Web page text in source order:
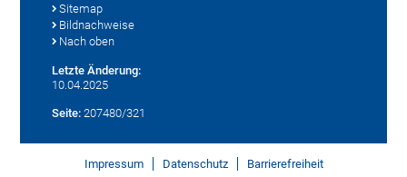
Sitemap
Bildnachweise
Nach oben
Letzte Änderung:
10.04.2025
Seite: 207480/321
Impressum Datenschutz Barrierefreiheit